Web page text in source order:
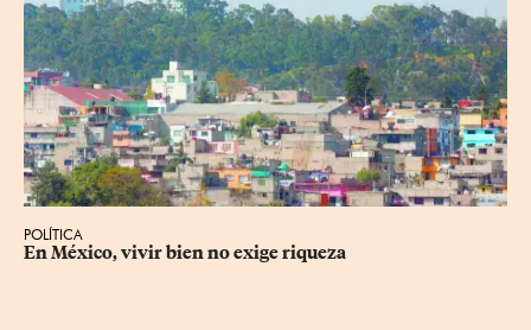
POLÍTICA
En México, vivir bien no exige riqueza